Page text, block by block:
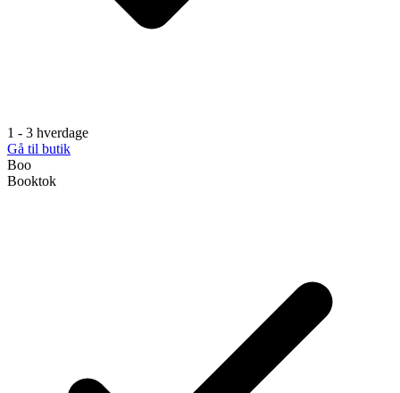
1 - 3 hverdage
Gå til butik
Boo
Booktok